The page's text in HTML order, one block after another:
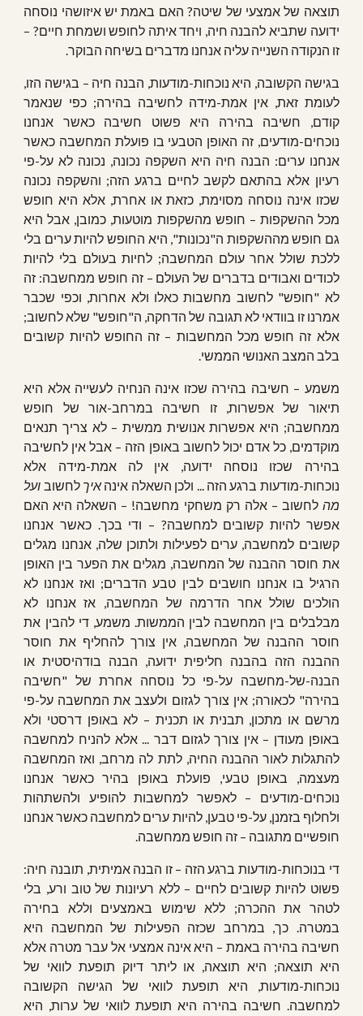
תוצאה של אמצעי של שיטה? האם באמת יש איזושהי נוסחה
ידועה שתביא להבנה חיה, ויחד איתה לחופש ושמחת חיים? –
זו הנקודה השנייה עליה אנחנו מדברים בשיחה הבוקר.
בגישה הקשובה, היא נוכחות-מודעות, הבנה חיה – בגישה הזו,
לעומת זאת, אין אמת-מידה לחשיבה בהירה; כפי שנאמר
קודם, חשיבה בהירה היא פשוט חשיבה כאשר אנחנו
נוכחים-מודעים, זה האופן הטבעי בו פועלת המחשבה כאשר
אנחנו ערים: הבנה חיה היא השקפה נכונה, נכונה לא על-פי
רעיון אלא בהתאם לקשב לחיים ברגע הזה; והשקפה נכונה
שכזו אינה נוסחה מסוימת, כזאת או אחרת, אלא היא חופש
מכל ההשקפות – חופש מהשקפות מוטעות, כמובן, אבל היא
גם חופש מההשקפות ה"נכונות", היא החופש להיות ערים בלי
ללכת שולל אחר עולם המחשבה; לחיות בעולם בלי להיות
לכודים ואבודים בדברים של העולם – זה חופש ממחשבה: זה
לא "חופש" לחשוב מחשבות כאלו ולא אחרות, וכפי שכבר
אמרנו זו בוודאי לא תגובה של הדחקה, ה"חופש" שלא לחשוב;
אלא זה חופש מכל המחשבות – זה החופש להיות קשובים
בלב המצב האנושי הממשי.
משמע – חשיבה בהירה שכזו אינה הנחיה לעשייה אלא היא
תיאור של אפשרות, זו חשיבה במרחב-אור של חופש
ממחשבה; היא אפשרות אנושית ממשית – לא צריך תנאים
מוקדמים, כל אדם יכול לחשוב באופן הזה – אבל אין לחשיבה
בהירה שכזו נוסחה ידועה, אין לה אמת-מידה אלא
נוכחות-מודעות ברגע הזה ... ולכן השאלה אינהאיך לחשוב ועל
מה לחשוב – אלה רק משחקי מחשבה! – השאלה היא האם
אפשר להיות קשובים למחשבה? – ודי בכך. כאשר אנחנו
קשובים למחשבה, ערים לפעילות ולתוכן שלה, אנחנו מגלים
את חוסר ההבנה של המחשבה, מגלים את הפער בין האופן
הרגיל בו אנחנו חושבים לבין טבע הדברים; ואז אנחנו לא
הולכים שולל אחר הדרמה של המחשבה, אז אנחנו לא
מבלבלים בין המחשבה לבין הממשות. משמע, די להבין את
חוסר ההבנה של המחשבה, אין צורך להחליף את חוסר
ההבנה הזה בהבנה חליפית ידועה, הבנה בודהיסטית או
הבנה-של-מחשבה על-פי כל נוסחה אחרת של "חשיבה
בהירה" לכאורה; אין צורך לגזום ולעצב את המחשבה על-פי
מרשם או מתכון, תבנית או תכנית – לא באופן דרסטי ולא
באופן מעודן – אין צורך לגזום דבר ... אלא להניח למחשבה
להתגלות לאור ההבנה החיה, לתת לה מרחב, ואז המחשבה
מעצמה, באופן טבעי, פועלת באופן בהיר כאשר אנחנו
נוכחים-מודעים – לאפשר למחשבות להופיע ולהשתהות
ולחלוף בזמנן, על-פי טבען, להיות ערים למחשבה כאשר אנחנו
חופשיים מתגובה – זה חופש ממחשבה.
די בנוכחות-מודעות ברגע הזה – זו הבנה אמיתית, תובנה חיה:
פשוט להיות קשובים לחיים – ללא רעיונות של טוב ורע, בלי
לטהר את ההכרה; ללא שימוש באמצעים וללא בחירה
במטרה. כך, במרחב שכזה הפעילות של המחשבה היא
חשיבה בהירה באמת – היא אינה אמצעי אל עבר מטרה אלא
היא תוצאה; היא תוצאה, או ליתר דיוק תופעת לוואי של
נוכחות-מודעות, היא תופעת לוואי של הגישה הקשובה
למחשבה. חשיבה בהירה היא תופעת לוואי של ערות, היא